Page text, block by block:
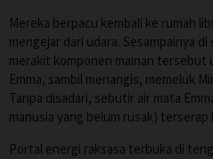
Mereka berpacu kembali ke rumah
mengejar dari udara. Sesampainya di
merakit komponen mainan tersebut
Emma, sambil menangis, memeluk
Tanpa disadari, sebutir air mata
manusia yang belum rusak) terserap
Portal energi raksasa terbuka di